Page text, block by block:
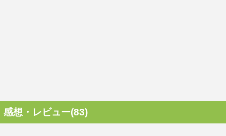
感想・レビュー(83)